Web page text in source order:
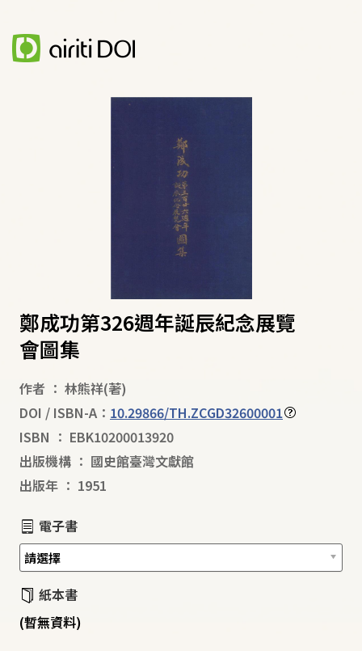
鄭成功第326週年誕辰紀念展覽
會圖集
作者 ： 林熊祥(著)
DOI / ISBN-A： 10.29866/TH.ZCGD32600001
ISBN ： EBK10200013920
出版機構 ： 國史館臺灣文獻館
出版年 ： 1951
電子書
紙本書
(暫無資料)